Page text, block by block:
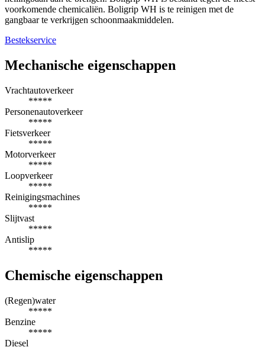
voorkomende chemicaliën. Boligrip WH is te reinigen met de
gangbaar te verkrijgen schoonmaakmiddelen.
Bestekservice
Mechanische eigenschappen
Vrachtautoverkeer
*****
Personenautoverkeer
*****
Fietsverkeer
*****
Motorverkeer
*****
Loopverkeer
*****
Reinigingsmachines
*****
Slijtvast
*****
Antislip
*****
Chemische eigenschappen
(Regen)water
*****
Benzine
*****
Diesel